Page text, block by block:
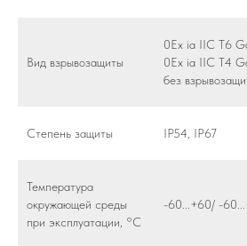
Вид взрывозащиты
0Ex ia IIC T6
0Ex ia IIC T4
без
Степень защиты IP54, IP67
Температура
окружающей среды
при эксплуатации, °С
-60...+60/ -